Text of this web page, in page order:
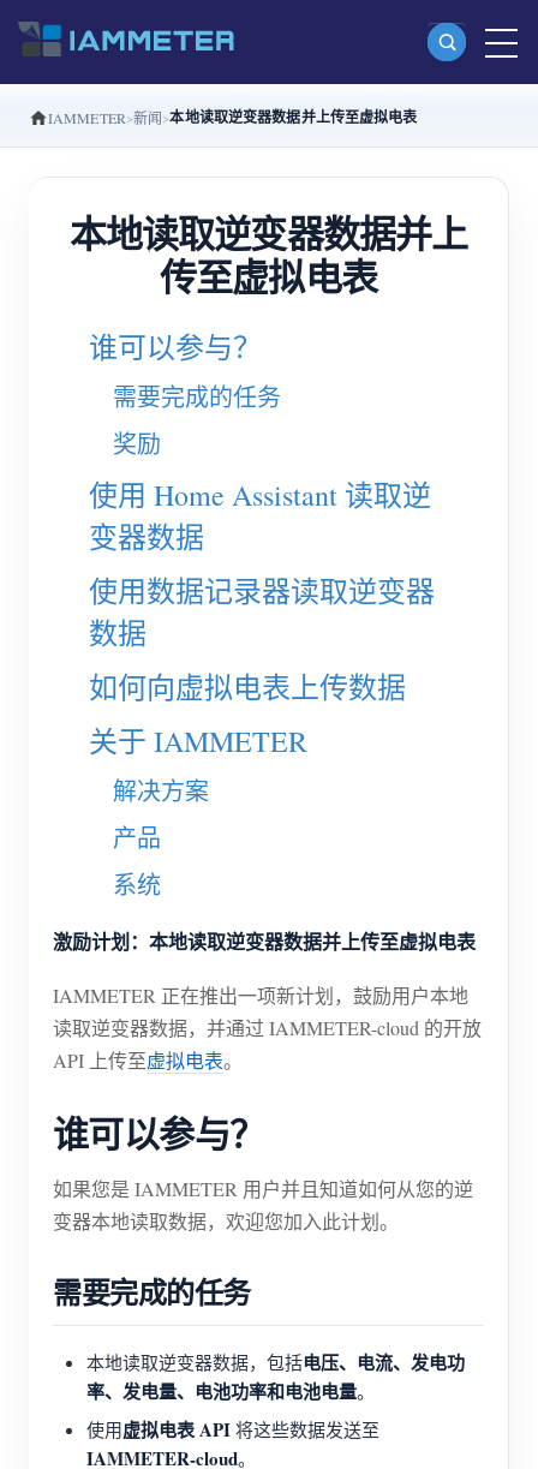
产品
单相 Wi-Fi 电能表 (WEM3080)
分相 Wi-Fi 电能表 (WEM2067)
三相 Wi-Fi 电能表 (WEM3080T)
三相 Wi-Fi 电能表 (WEM3050T)
WiFi 功率控制器
IAMMETER Cloud Pro
私有化部署服务
电动汽车充电桩
IAMMETER 模拟器
虚拟电表
能源预测与仿真系统
应用
光伏系统能源监控
用电监控
光伏热水器控制系统
商店
资源
产品快速开始
文档
常见问题
新闻
博客
社区
贡献者计划
贡献者中心
IAMMETER 活动
论坛
应用商店
光伏排名
解决方案
联系我们
关于我们
IAMMETER 新闻 本地读取逆变器数据并上传至虚拟电表
本地读取逆变器数据并上
传至虚拟电表
谁可以参与？
需要完成的任务
奖励
使用 Home Assistant 读取逆
变器数据
使用数据记录器读取逆变器
数据
如何向虚拟电表上传数据
关于 IAMMETER
解决方案
产品
系统
激励计划：本地读取逆变器数据并上传至虚拟电表
IAMMETER 正在推出一项新计划，鼓励用户本地
读取逆变器数据，并通过 IAMMETER-cloud 的开放
API 上传至虚拟电表。
谁可以参与？
如果您是 IAMMETER 用户并且知道如何从您的逆
变器本地读取数据，欢迎您加入此计划。
需要完成的任务
本地读取逆变器数据，包括电压、电流、发电功
率、发电量、电池功率和电池电量。
使用虚拟电表 API 将这些数据发送至
IAMMETER-cloud。